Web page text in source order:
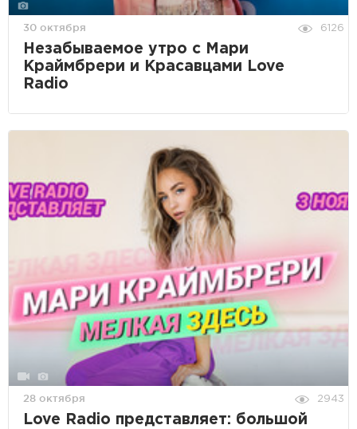
30 октября 6126
Незабываемое утро с Мари
Краймбрери и Красавцами Love
Radio
28 октября 2943
Love Radio представляет: большой